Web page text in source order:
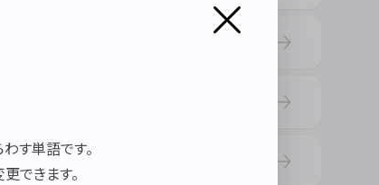
す単語です。
できます。